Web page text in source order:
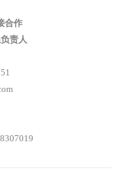
合作
责人